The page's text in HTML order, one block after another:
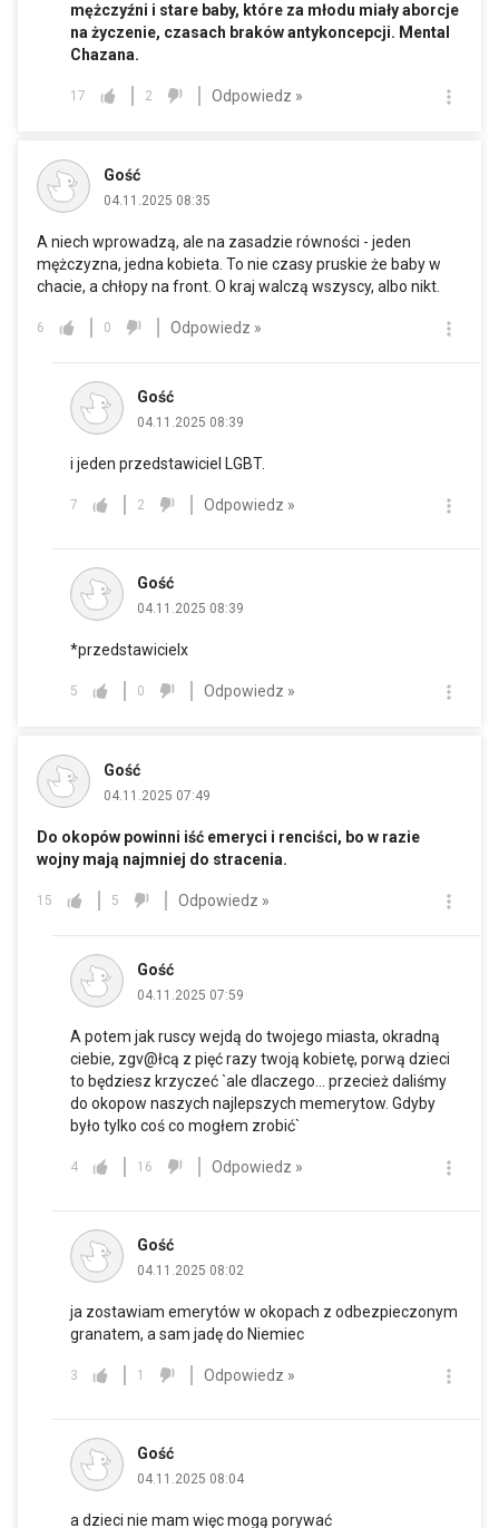
mężczyźni i stare baby, które za młodu miały aborcje
na życzenie, czasach braków antykoncepcji. Mental
Chazana.
17 2 Odpowiedz »
Gość
04.11.2025 08:35
A niech wprowadzą, ale na zasadzie równości - jeden
mężczyzna, jedna kobieta. To nie czasy pruskie że baby w
chacie, a chłopy na front. O kraj walczą wszyscy, albo nikt.
6 0 Odpowiedz »
Gość
04.11.2025 08:39
i jeden przedstawiciel LGBT.
7 2 Odpowiedz »
Gość
04.11.2025 08:39
*przedstawicielx
5 0 Odpowiedz »
Gość
04.11.2025 07:49
Do okopów powinni iść emeryci i renciści, bo w razie
wojny mają najmniej do stracenia.
15 5 Odpowiedz »
Gość
04.11.2025 07:59
A potem jak ruscy wejdą do twojego miasta, okradną
ciebie, zgv@łcą z pięć razy twoją kobietę, porwą dzieci
to będziesz krzyczeć `ale dlaczego... przecież daliśmy
do okopow naszych najlepszych memerytow. Gdyby
było tylko coś co mogłem zrobić`
4 16 Odpowiedz »
Gość
04.11.2025 08:02
ja zostawiam emerytów w okopach z odbezpieczonym
granatem, a sam jadę do Niemiec
3 1 Odpowiedz »
Gość
04.11.2025 08:04
a dzieci nie mam więc mogą porywać